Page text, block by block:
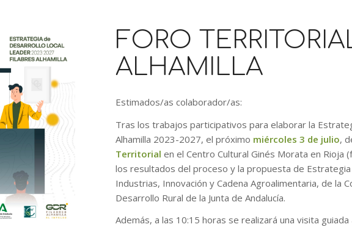
FORO
ALHAMILLA
Estimados/as colaborador/as:
Tras los trabajos participativos para elaborar la
Alhamilla 2023-2027, el próximo miércoles 3 de julio,
Territorial en el Centro Cultural Ginés Morata en
los resultados del proceso y la propuesta de
Industrias, Innovación y Cadena Agroalimentaria, de la
Desarrollo Rural de la Junta de Andalucía.
Además, a las 10:15 horas se realizará una visita